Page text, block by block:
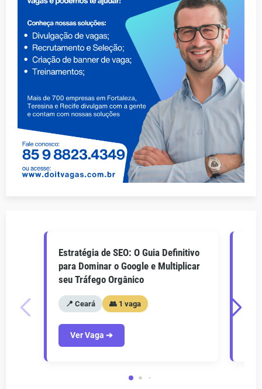
Estratégia de SEO: O Guia Definitivo
para Dominar o Google e Multiplicar
seu Tráfego Orgânico
📍 Ceará 👥 1 vaga
Ver Vaga ➔